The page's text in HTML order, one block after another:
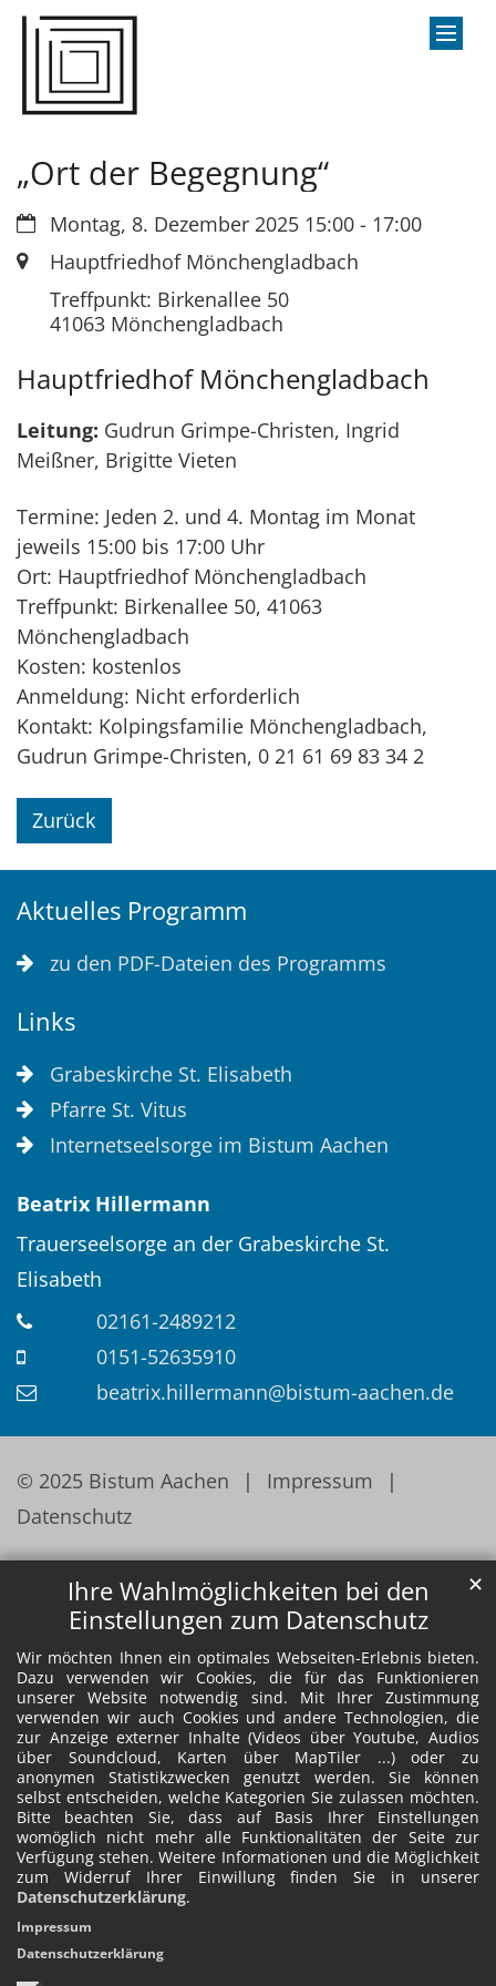
Ihre Wahlmöglichkeiten bei den
Einstellungen zum Datenschutz
Wir möchten Ihnen ein optimales Webseiten-Erlebnis bieten.
Dazu verwenden wir Cookies, die für das Funktionieren
unserer Website notwendig sind. Mit Ihrer Zustimmung
verwenden wir auch Cookies und andere Technologien, die
zur Anzeige externer Inhalte (Videos über Youtube, Audios
über Soundcloud, Karten über MapTiler ...) oder zu
anonymen Statistikzwecken genutzt werden. Sie können
selbst entscheiden, welche Kategorien Sie zulassen möchten.
Bitte beachten Sie, dass auf Basis Ihrer Einstellungen
womöglich nicht mehr alle Funktionalitäten der Seite zur
Verfügung stehen. Weitere Informationen und die Möglichkeit
zum Widerruf Ihrer Einwillung finden Sie in unserer
Datenschutzerklärung.
✕
Impressum
Datenschutzerklärung
Zum Inhalt springen
„Ort der Begegnung“
Datum:Montag, 8. Dezember 2025 15:00 - 17:00
Ort: Hauptfriedhof Mönchengladbach
Treffpunkt: Birkenallee 50
41063 Mönchengladbach
Hauptfriedhof Mönchengladbach
Leitung: Gudrun Grimpe-Christen, Ingrid
Meißner, Brigitte Vieten
Termine: Jeden 2. und 4. Montag im Monat
jeweils 15:00 bis 17:00 Uhr
Ort: Hauptfriedhof Mönchengladbach
Treffpunkt: Birkenallee 50, 41063
Mönchengladbach
Kosten: kostenlos
Anmeldung: Nicht erforderlich
Kontakt: Kolpingsfamilie Mönchengladbach,
Gudrun Grimpe-Christen, 0 21 61 69 83 34 2
Zurück
Aktuelles Programm
zu den PDF-Dateien des Programms
Links
Grabeskirche St. Elisabeth
Pfarre St. Vitus
Internetseelsorge im Bistum Aachen
Beatrix Hillermann
Trauerseelsorge an der Grabeskirche St.
Elisabeth
02161-2489212
0151-52635910
beatrix.hillermann@bistum-aachen.de
© 2025 Bistum Aachen
Impressum
Datenschutz